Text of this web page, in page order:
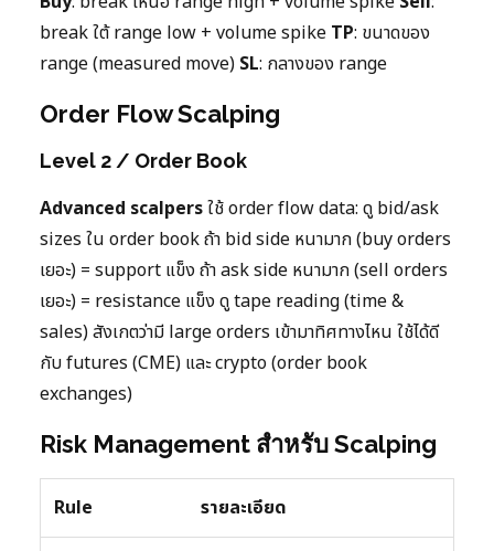
break ใต้ range low + volume spike TP: ขนาดของ
range (measured move) SL: กลางของ range
Order Flow Scalping
Level 2 / Order Book
Advanced scalpersใช้ order flow data: ดู bid/ask
sizes ใน order book ถ้า bid side หนามาก (buy orders
เยอะ) = support แข็ง ถ้า ask side หนามาก (sell orders
เยอะ) = resistance แข็ง ดู tape reading (time &
sales) สังเกตว่ามี large orders เข้ามาทิศทางไหน ใช้ได้ดี
กับ futures (CME) และ crypto (order book
exchanges)
Risk Management สำหรับ Scalping
Rule รายละเอียด